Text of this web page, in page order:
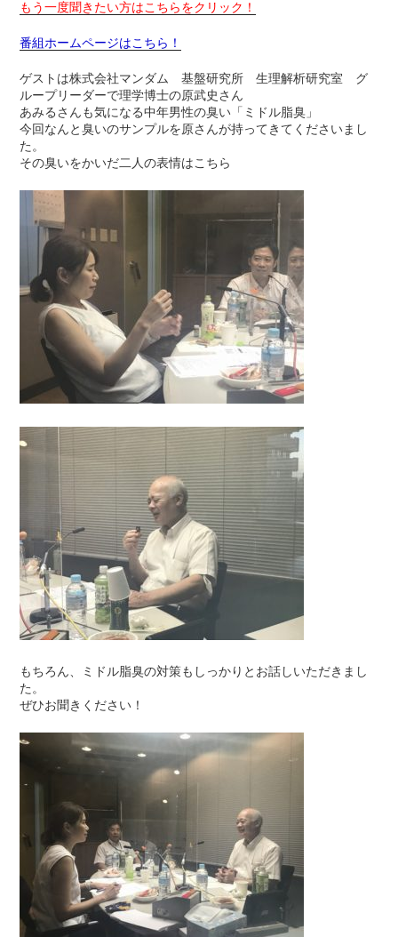
もう一度聞きたい方はこちらをクリック！
番組ホームページはこちら！
ゲストは株式会社マンダム 基盤研究所 生理解析研究室 グ
ループリーダーで理学博士の原武史さん
あみるさんも気になる中年男性の臭い「ミドル脂臭」
今回なんと臭いのサンプルを原さんが持ってきてくださいまし
た。
その臭いをかいだ二人の表情はこちら
もちろん、ミドル脂臭の対策もしっかりとお話しいただきまし
た。
ぜひお聞きください！